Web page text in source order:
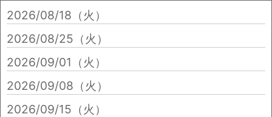
2026/08/18（火）
2026/08/25（火）
2026/09/01（火）
2026/09/08（火）
2026/09/15（火）